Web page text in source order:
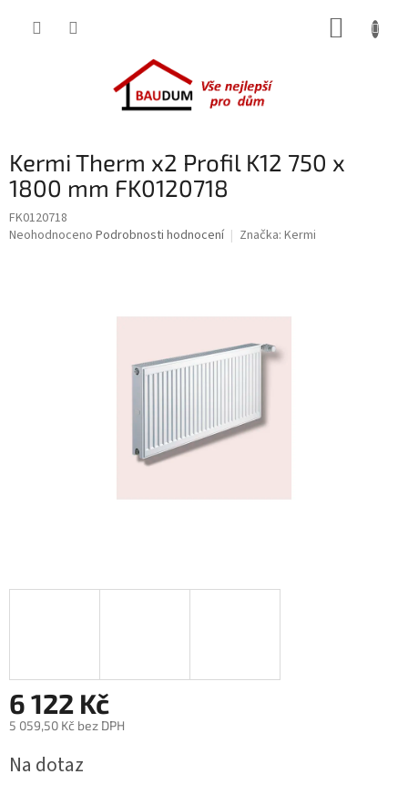
Kermi Therm x2 Profil K12 750 x
1800 mm FK0120718
FK0120718
Průměrné
Neohodnoceno Podrobnosti hodnocení Značka: Kermi
6 122 Kč
5 059,50 Kč bez DPH
cena:
Na dotaz